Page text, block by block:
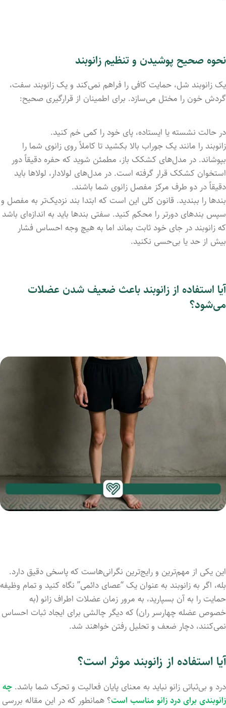
نحوه صحیح پوشیدن و تنظیم زانوبند
یک زانوبند شل، حمایت کافی را فراهم نمی‌کند و یک زانوبند سفت،
گردش خون را مختل می‌سازد. برای اطمینان از قرارگیری صحیح:
در حالت نشسته یا ایستاده، پای خود را کمی خم کنید.
زانوبند را مانند یک جوراب بالا بکشید تا کاملاً روی زانوی شما را
بپوشاند. در مدل‌های کشکک باز، مطمئن شوید که حفره دقیقاً دور
استخوان کشکک قرار گرفته است. در مدل‌های لولادار، لولاها باید
دقیقاً در دو طرف مرکز مفصل زانوی شما باشند.
بندها را ببندید. قانون کلی این است که ابتدا بند نزدیک‌تر به مفصل و
سپس بندهای دورتر را محکم کنید. سفتی بندها باید به اندازه‌ای باشد
که زانوبند در جای خود ثابت بماند اما به هیچ وجه احساس فشار
بیش از حد یا بی‌حسی نکنید.
آیا استفاده از زانوبند باعث ضعیف شدن عضلات
می‌شود؟
این یکی از مهم‌ترین و رایج‌ترین نگرانی‌هاست که پاسخی دقیق دارد.
بله، اگر به زانوبند به عنوان یک “عصای دائمی” نگاه کنید و تمام وظیفه
حمایت را به آن بسپارید، به مرور زمان عضلات اطراف زانو (به
خصوص عضله چهارسر ران) که دیگر چالشی برای ایجاد ثبات احساس
نمی‌کنند، دچار ضعف و تحلیل رفتن خواهند شد.
آیا استفاده از زانوبند موثر است؟
درد و بی‌ثباتی زانو نباید به معنای پایان فعالیت و تحرک شما باشد. چه
زانوبندی برای درد زانو مناسب است؟ همانطور که در این مقاله بررسی